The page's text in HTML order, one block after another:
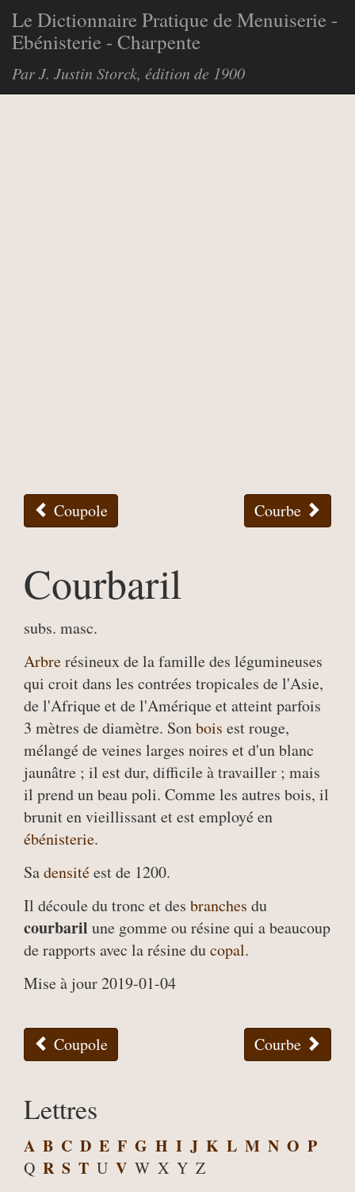
Le Dictionnaire Pratique de Menuiserie -
Ebénisterie - Charpente
Par J. Justin Storck, édition de 1900
Coupole Courbe
Courbaril
subs. masc.
Arbrerésineux de la famille des légumineuses
qui croit dans les contrées tropicales de l'Asie,
de l'Afrique et de l'Amérique et atteint parfois
3 mètres de diamètre. Sonbois est rouge,
mélangé de veines larges noires et d'un blanc
jaunâtre ; il est dur, difficile à travailler ; mais
il prend un beau poli. Comme les autres bois, il
brunit en vieillissant et est employé en
ébénisterie.
Sadensitéest de 1200.
Il découle du tronc et des branches du
courbaril une gomme ou résine qui a beaucoup
de rapports avec la résine ducopal.
Mise à jour 2019-01-04
Coupole Courbe
Lettres
A B C D E F G H I J K L M N O P
Q R S T U V W X Y Z